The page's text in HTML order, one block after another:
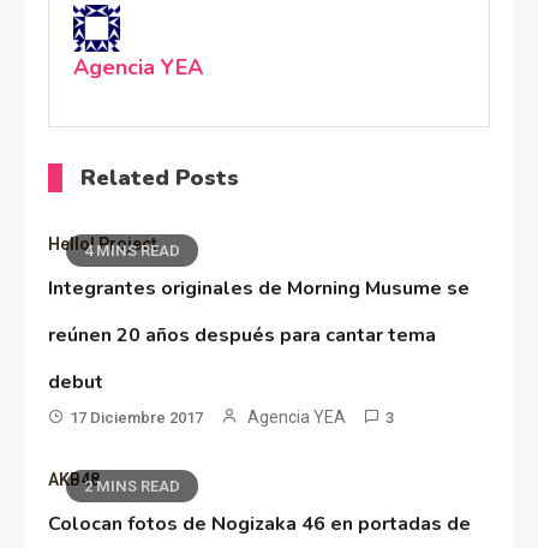
Agencia YEA
Related Posts
4 MINS READ
Hello! Project
Integrantes originales de Morning Musume se
reúnen 20 años después para cantar tema
debut
17 Diciembre 2017 Agencia YEA 3
2 MINS READ
AKB48
Colocan fotos de Nogizaka 46 en portadas de